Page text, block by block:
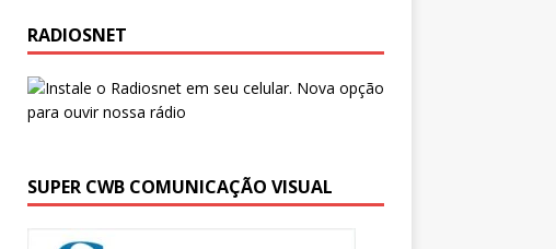
RADIOSNET
SUPER CWB COMUNICAÇÃO VISUAL